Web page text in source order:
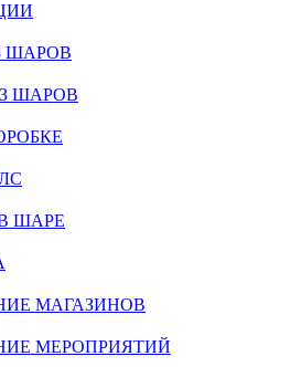
ШАРОВ
ШАРОВ
ШАРЕ
МАГАЗИНОВ
МЕРОПРИЯТИЙ